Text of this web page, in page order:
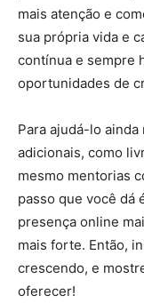
mais atenção e
sua própria vida e
contínua e sempre
oportunidades de
Para ajudá-lo
adicionais, como
mesmo mentorias
passo que você dá
presença online
mais forte. Então,
crescendo, e
oferecer!